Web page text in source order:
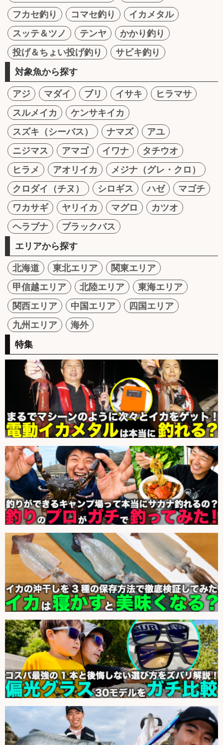
フカセ釣り
コマセ釣り
イカメタル
スッテ＆ツノ
テンヤ
かかり釣り
投げ＆ちょい投げ釣り
サビキ釣り
対象魚から探す
アジ マダイ ブリ イサキ
ヒラマサ
スルメイカ
ケンサキイカ
スズキ（シーバス）
ナマズ
アユ
ニジマス
アマゴ イワナ
タチウオ
ヒラメ
アオリイカ
メジナ（グレ・クロ）
クロダイ（チヌ）
シロギス ハゼ
マゴチ
ワカサギ
ヤリイカ マグロ
カツオ
ヘラブナ
ブラックバス
エリアから探す
北海道 東北エリア
関東エリア
甲信越エリア
北陸エリア
東海エリア
関西エリア
中国エリア
四国エリア
九州エリア
海外
特集